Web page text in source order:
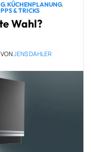
,KÜCHENPLANUNG,
& TRICKS
Wahl?
VONJENS DAHLER